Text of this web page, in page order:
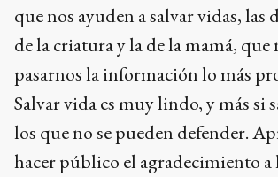
que nos ayuden a salvar vidas, las
de la criatura y la de la mamá,
pasarnos la información lo más
Salvar vida es muy lindo, y más si
los que no se pueden defender.
hacer público el agradecimiento a